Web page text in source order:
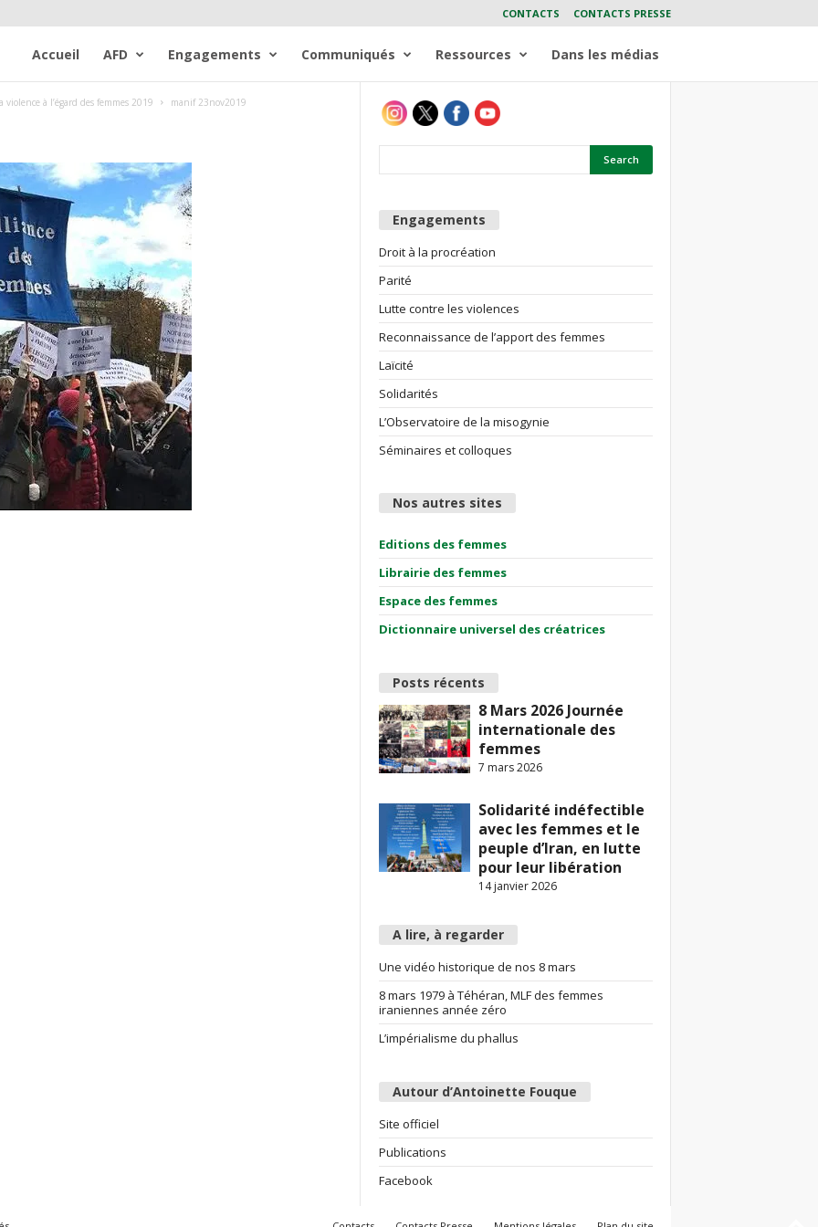
CONTACTS CONTACTS PRESSE
Accueil AFD Engagements Communiqués Ressources Dans les médias
à l’égard des femmes 2019 manif 23nov2019
Engagements
Droit à la procréation
Parité
Lutte contre les violences
Reconnaissance de l’apport des femmes
Laïcité
Solidarités
L’Observatoire de la misogynie
Séminaires et colloques
Nos autres sites
Editions des femmes
Librairie des femmes
Espace des femmes
Dictionnaire universel des créatrices
Posts récents
8 Mars 2026 Journée
internationale des
femmes
7 mars 2026
Solidarité indéfectible
avec les femmes et le
peuple d’Iran, en lutte
pour leur libération
14 janvier 2026
A lire, à regarder
Une vidéo historique de nos 8 mars
8 mars 1979 à Téhéran, MLF des femmes
iraniennes année zéro
L’impérialisme du phallus
Autour d’Antoinette Fouque
Site officiel
Publications
Facebook